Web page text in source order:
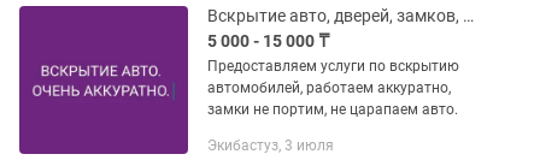
Вскрытие авто, дверей, замков, автомобилей
5 000 - 15 000 ₸
Предоставляем услуги по вскрытию
автомобилей, работаем аккуратно,
замки не портим, не царапаем авто.
Экибастуз, 3 июля